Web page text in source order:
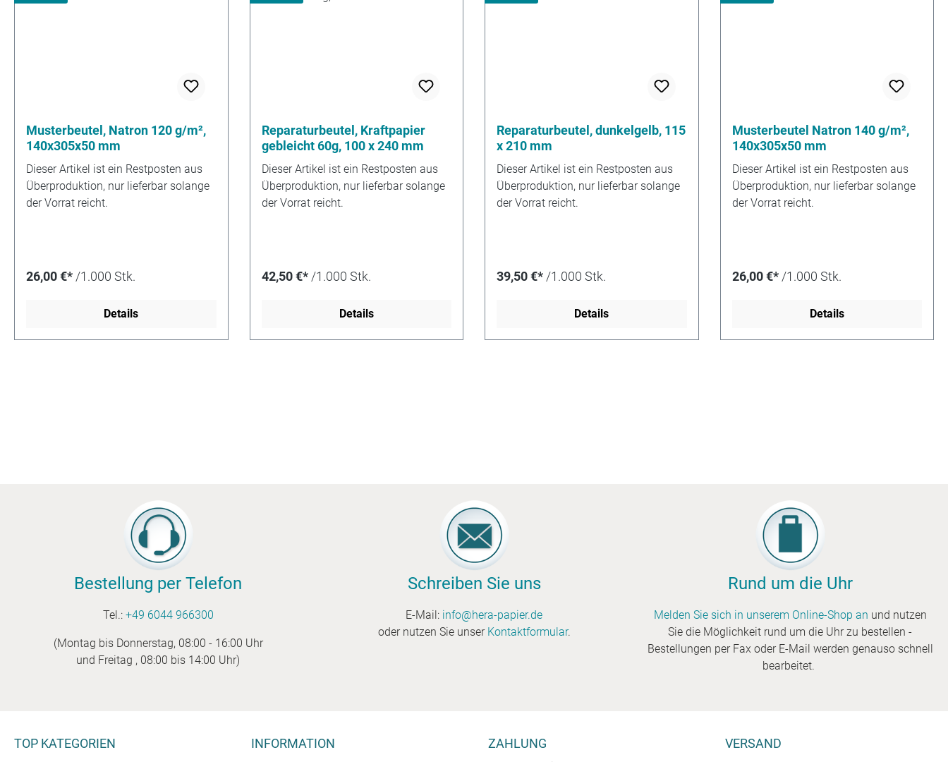
Musterbeutel, Natron 120 g/m²,
140x305x50 mm
Dieser Artikel ist ein Restposten aus
Überproduktion, nur lieferbar solange
der Vorrat reicht.
26,00 €* /1.000 Stk.
Details
Reparaturbeutel, Kraftpapier
gebleicht 60g, 100 x 240 mm
Dieser Artikel ist ein Restposten aus
Überproduktion, nur lieferbar solange
der Vorrat reicht.
42,50 €* /1.000 Stk.
Details
Reparaturbeutel, dunkelgelb, 115
x 210 mm
Dieser Artikel ist ein Restposten aus
Überproduktion, nur lieferbar solange
der Vorrat reicht.
39,50 €* /1.000 Stk.
Details
Musterbeutel Natron 140 g/m²,
140x305x50 mm
Dieser Artikel ist ein Restposten aus
Überproduktion, nur lieferbar solange
der Vorrat reicht.
26,00 €* /1.000 Stk.
Details
Bestellung per Telefon
Tel.: +49 6044 966300
(Montag bis Donnerstag, 08:00 - 16:00 Uhr
und Freitag , 08:00 bis 14:00 Uhr)
Schreiben Sie uns
E-Mail: info@hera-papier.de
oder nutzen Sie unser Kontaktformular.
Rund um die Uhr
Melden Sie sich in unserem Online-Shop an und nutzen
Sie die Möglichkeit rund um die Uhr zu bestellen -
Bestellungen per Fax oder E-Mail werden genauso schnell
bearbeitet.
TOP KATEGORIEN INFORMATION ZAHLUNG VERSAND